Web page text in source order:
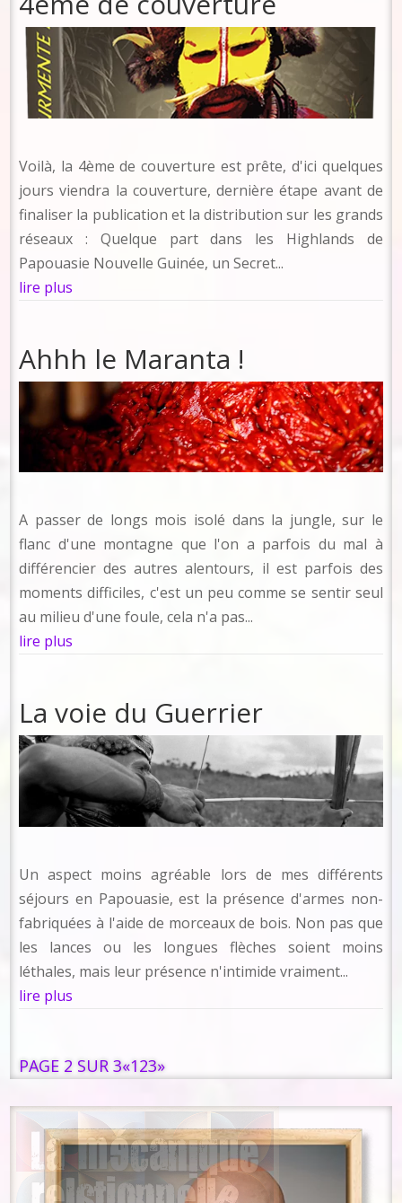
Voilà, la 4ème de couverture est prête, d'ici quelques
jours viendra la couverture, dernière étape avant de
finaliser la publication et la distribution sur les grands
réseaux : Quelque part dans les Highlands de
Papouasie Nouvelle Guinée, un Secret...
lire plus
Ahhh le Maranta !
A passer de longs mois isolé dans la jungle, sur le
flanc d'une montagne que l'on a parfois du mal à
différencier des autres alentours, il est parfois des
moments difficiles, c'est un peu comme se sentir seul
au milieu d'une foule, cela n'a pas...
lire plus
La voie du Guerrier
Un aspect moins agréable lors de mes différents
séjours en Papouasie, est la présence d'armes non-
fabriquées à l'aide de morceaux de bois. Non pas que
les lances ou les longues flèches soient moins
léthales, mais leur présence n'intimide vraiment...
lire plus
PAGE 2 SUR 3«123»